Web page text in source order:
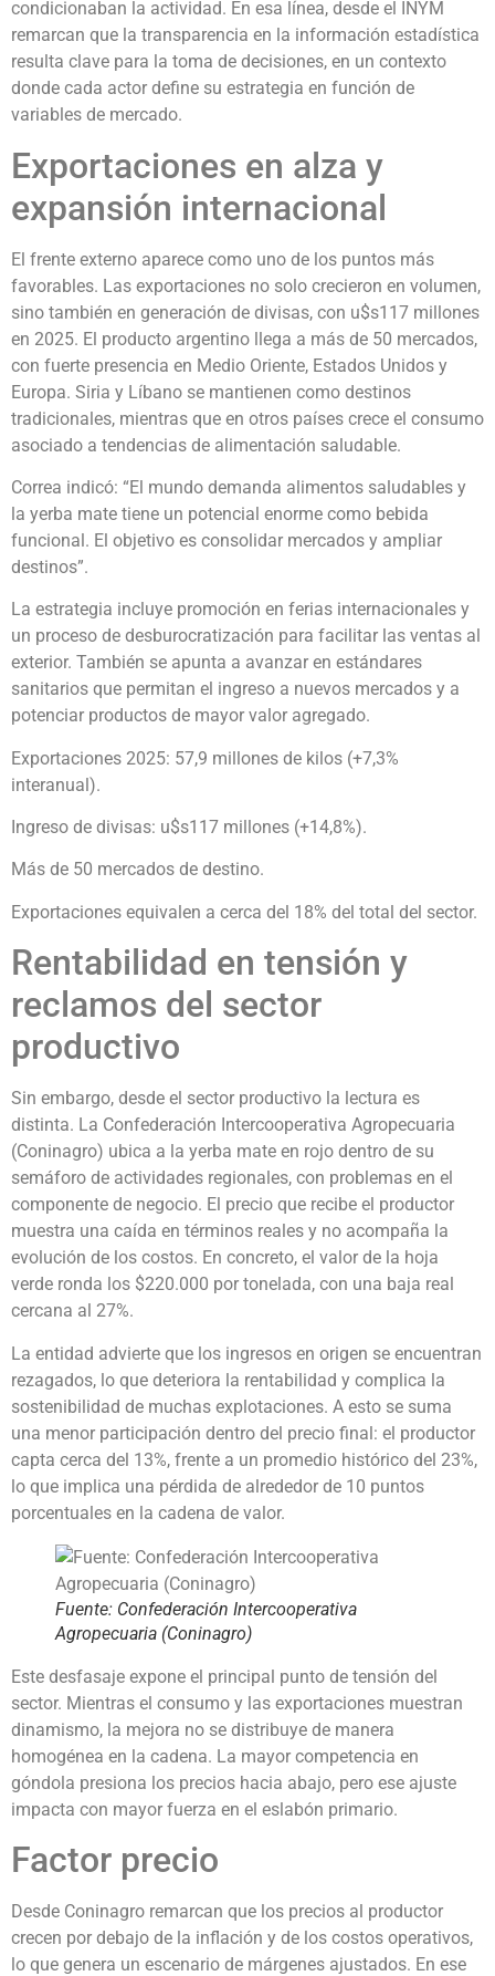
condicionaban la actividad. En esa línea, desde el INYM
remarcan que la transparencia en la información estadística
resulta clave para la toma de decisiones, en un contexto
donde cada actor define su estrategia en función de
variables de mercado.
Exportaciones en alza y
expansión internacional
El frente externo aparece como uno de los puntos más
favorables. Las exportaciones no solo crecieron en volumen,
sino también en generación de divisas, con u$s117 millones
en 2025. El producto argentino llega a más de 50 mercados,
con fuerte presencia en Medio Oriente, Estados Unidos y
Europa. Siria y Líbano se mantienen como destinos
tradicionales, mientras que en otros países crece el consumo
asociado a tendencias de alimentación saludable.
Correa indicó: “El mundo demanda alimentos saludables y
la yerba mate tiene un potencial enorme como bebida
funcional. El objetivo es consolidar mercados y ampliar
destinos”.
La estrategia incluye promoción en ferias internacionales y
un proceso de desburocratización para facilitar las ventas al
exterior. También se apunta a avanzar en estándares
sanitarios que permitan el ingreso a nuevos mercados y a
potenciar productos de mayor valor agregado.
Exportaciones 2025: 57,9 millones de kilos (+7,3%
interanual).
Ingreso de divisas: u$s117 millones (+14,8%).
Más de 50 mercados de destino.
Exportaciones equivalen a cerca del 18% del total del sector.
Rentabilidad en tensión y
reclamos del sector
productivo
Sin embargo, desde el sector productivo la lectura es
distinta. La Confederación Intercooperativa Agropecuaria
(Coninagro) ubica a la yerba mate en rojo dentro de su
semáforo de actividades regionales, con problemas en el
componente de negocio. El precio que recibe el productor
muestra una caída en términos reales y no acompaña la
evolución de los costos. En concreto, el valor de la hoja
verde ronda los $220.000 por tonelada, con una baja real
cercana al 27%.
La entidad advierte que los ingresos en origen se encuentran
rezagados, lo que deteriora la rentabilidad y complica la
sostenibilidad de muchas explotaciones. A esto se suma
una menor participación dentro del precio final: el productor
capta cerca del 13%, frente a un promedio histórico del 23%,
lo que implica una pérdida de alrededor de 10 puntos
porcentuales en la cadena de valor.
Fuente: Confederación Intercooperativa
Agropecuaria (Coninagro)
Este desfasaje expone el principal punto de tensión del
sector. Mientras el consumo y las exportaciones muestran
dinamismo, la mejora no se distribuye de manera
homogénea en la cadena. La mayor competencia en
góndola presiona los precios hacia abajo, pero ese ajuste
impacta con mayor fuerza en el eslabón primario.
Factor precio
Desde Coninagro remarcan que los precios al productor
crecen por debajo de la inflación y de los costos operativos,
lo que genera un escenario de márgenes ajustados. En ese